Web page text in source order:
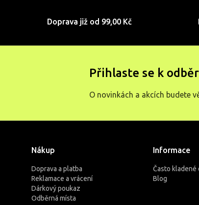
Doprava již od 99,00 Kč
Přihlaste se k
O novinkách a akcích budete
Nákup
Doprava a platba
Reklamace a vrácení
Dárkový poukaz
Odběrná místa
Informace
Často kladené
Blog